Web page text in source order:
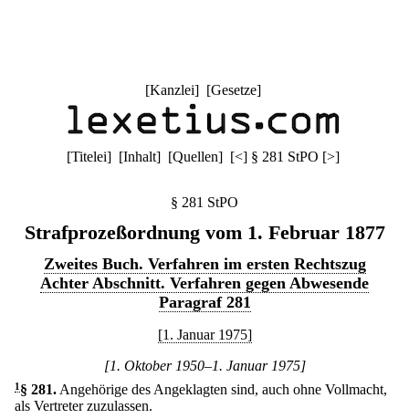
[Kanzlei] [Gesetze]
[Titelei] [Inhalt] [Quellen] [<] § 281 StPO [>]
§ 281 StPO
Strafprozeßordnung vom 1. Februar 1877
Zweites Buch. Verfahren im ersten Rechtszug
Achter Abschnitt. Verfahren gegen Abwesende
Paragraf 281
[1. Januar 1975]
[1. Oktober 1950–1. Januar 1975]
1 § 281. Angehörige des Angeklagten sind, auch ohne Vollmacht,
als Vertreter zuzulassen.